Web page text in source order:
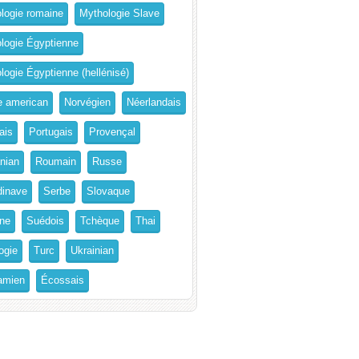
romaine Mythologie Slave
Égyptienne
Égyptienne (hellénisé)
american Norvégien Néerlandais
Portugais Provençal
Roumain Russe
Serbe Slovaque
Suédois Tchèque Thai
Turc Ukrainian
Écossais